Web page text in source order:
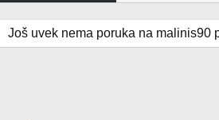
Još uvek nema poruka na malinis90